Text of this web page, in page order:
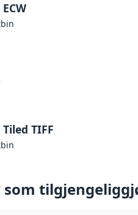
bin
TIFF
bin
som